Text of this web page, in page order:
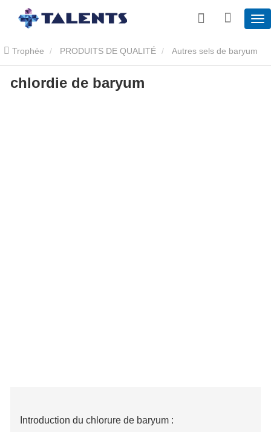
Trophée PRODUITS DE QUALITÉ Autres sels de baryum
chlordie de baryum
chlordie de baryum
Introduction du chlorure de baryum :